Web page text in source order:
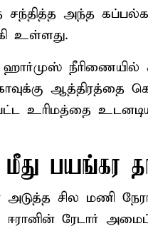
சந்தித்த அந்த
உள்ளது.
நீரிணையில்
ஆத்திரத்தை
உரிமத்தை
பயங்கர
சில மணி
ஈரானின் ரேடார்